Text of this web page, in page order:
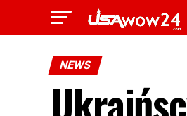
NEWS